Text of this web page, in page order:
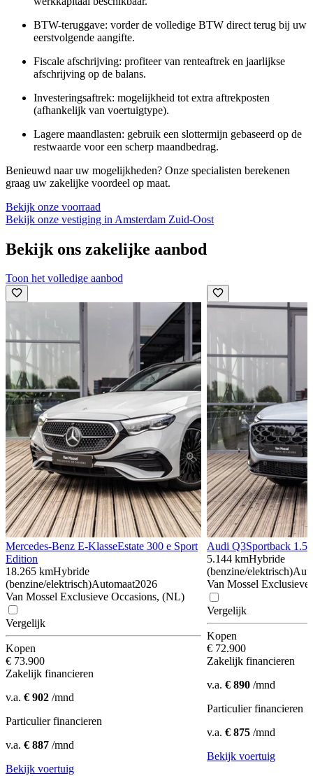
BTW-teruggave: vorder de volledige BTW direct terug bij uw
eerstvolgende aangifte.
Fiscale afschrijving: profiteer van renteaftrek en jaarlijkse
afschrijving op de balans.
Investeringsaftrek: mogelijkheid tot extra aftrekposten
(afhankelijk van voertuigtype).
Lagere maandlasten: gebruik een slottermijn gebaseerd op de
restwaarde voor een scherp maandbedrag.
Benieuwd naar uw mogelijkheden? Onze specialisten berekenen
graag uw zakelijke voordeel op maat.
Bekijk onze voorraad
Bekijk onze vestiging in Amsterdam Zuid-Oost
Bekijk ons zakelijke aanbod
Toon het volledige aanbod
Mercedes-Benz E-KlasseEstate 300 e Sport
Edition
18.265 kmHybride
(benzine/elektrisch)Automaat2026
Van Mossel Exclusieve Occasions, (NL)
Vergelijk
Kopen
€ 73.900
Zakelijk financieren
v.a. € 902 /mnd
Particulier financieren
v.a. € 887 /mnd
Bekijk voertuig
Audi Q3Sportback 1.5
5.144 kmHybride
(benzine/elektrisch)
Van Mossel
Vergelijk
Kopen
€ 72.900
Zakelijk financieren
v.a. € 890 /mnd
Particulier financieren
v.a. € 875 /mnd
Bekijk voertuig